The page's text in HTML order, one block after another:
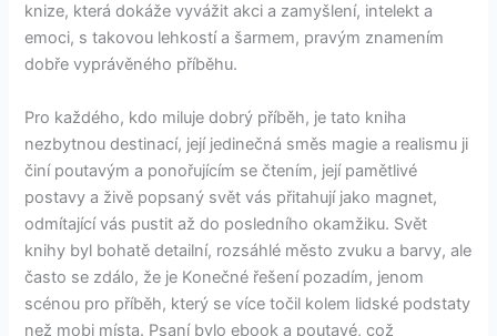
knize, která dokáže vyvážit akci a zamyšlení, intelekt a
emoci, s takovou lehkostí a šarmem, pravým znamením
dobře vyprávěného příběhu.
Pro každého, kdo miluje dobrý příběh, je tato kniha
nezbytnou destinací, její jedinečná směs magie a realismu ji
činí poutavým a ponořujícím se čtením, její pamětlivé
postavy a živě popsaný svět vás přitahují jako magnet,
odmítající vás pustit až do posledního okamžiku. Svět
knihy byl bohatě detailní, rozsáhlé město zvuku a barvy, ale
často se zdálo, že je Konečné řešení pozadím, jenom
scénou pro příběh, který se více točil kolem lidské podstaty
než mobi místa. Psaní bylo ebook a poutavé, což